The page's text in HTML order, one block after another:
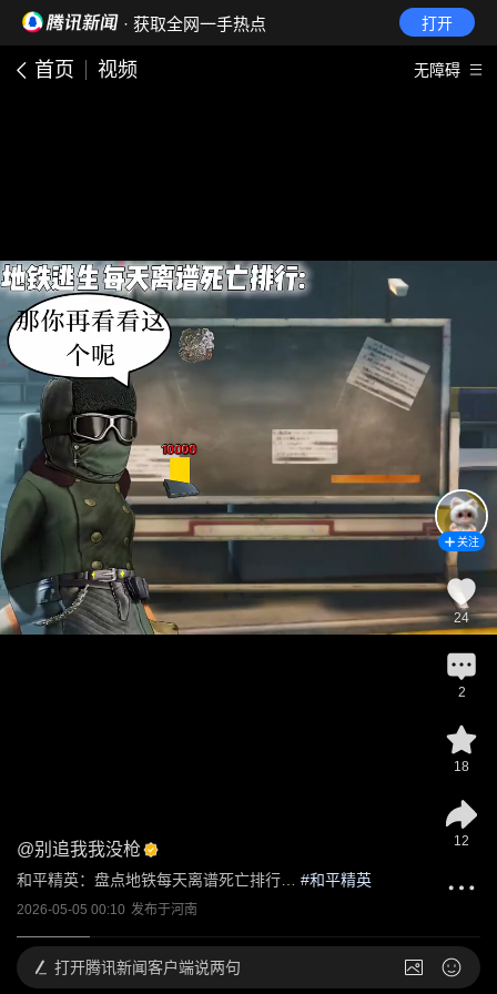
· 获取全网一手热点 打开
首页 视频 无障碍
@别追我我没枪
和平精英：盘点地铁每天离谱死亡排行… #和平精英
2026-05-05 00:10 发布于河南
关注
24
2
18
12
打开腾讯新闻客户端说两句